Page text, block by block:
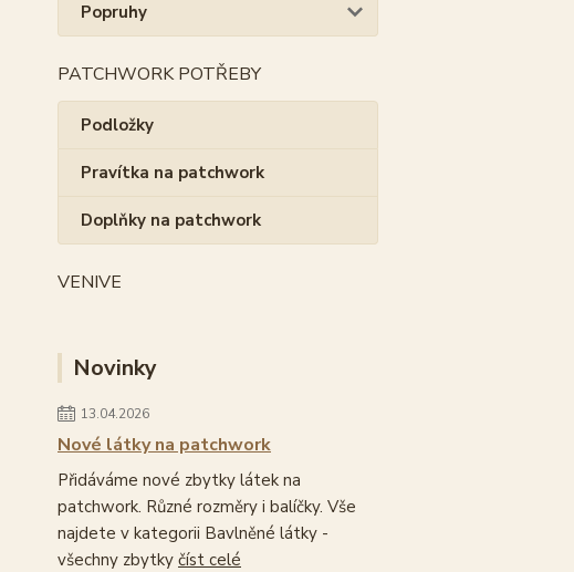
Popruhy
PATCHWORK POTŘEBY
Podložky
Pravítka na patchwork
Doplňky na patchwork
VENIVE
Novinky
13.04.2026
Nové látky na patchwork
Přidáváme nové zbytky látek na
patchwork. Různé rozměry i balíčky. Vše
najdete v kategorii Bavlněné látky -
všechny zbytky číst celé